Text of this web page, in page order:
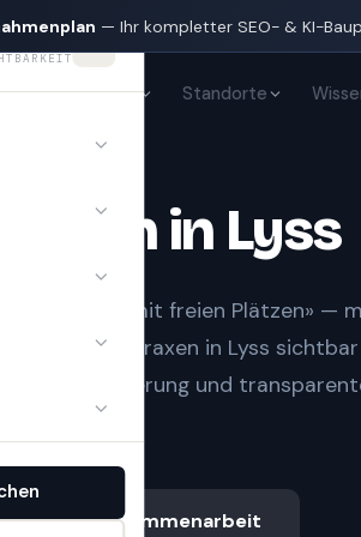
— Ihr kompletter SEO- & KI-
KI-Sichtbarkeit Standorte
in Lyss
und «Arzt mit freien Plätzen» —
Ärzte & Praxen in Lyss sichtbar
Optimierung und
Ablauf & Zusammenarbeit